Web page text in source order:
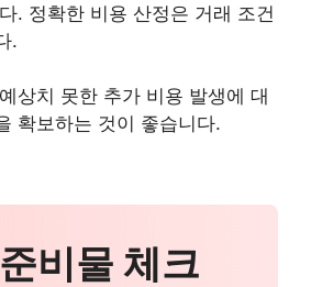
. 정확한 비용 산정은 거래 조건
.
상치 못한 추가 비용 발생에 대
확보하는 것이 좋습니다.
비물 체크